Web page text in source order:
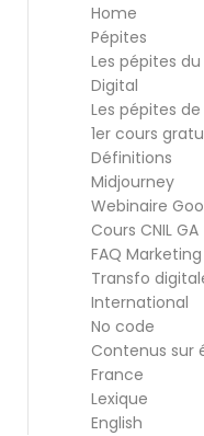
Home
Pépites
Les pépites
Digital
Les pépites de
1er cours
Définitions
Midjourney
Webinaire
Cours CNIL GA
FAQ Marketing
Transfo
International
No code
Contenus sur
France
Lexique
English